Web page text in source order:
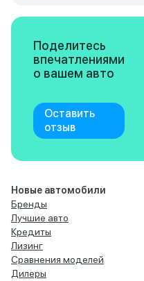
Поделитесь
впечатлениями
о вашем авто
Оставить
отзыв
Новые автомобили
Бренды
Лучшие авто
Кредиты
Лизинг
Сравнения моделей
Дилеры